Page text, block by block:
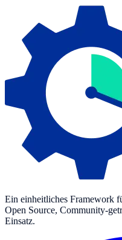
Ein einheitliches Framework
Open Source, Community-
Einsatz.